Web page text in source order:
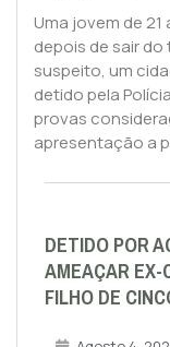
Uma jovem de
depois de sair do
suspeito, um
detido pela
provas
apresentação a
DETIDO POR
AMEAÇAR EX-
FILHO DE